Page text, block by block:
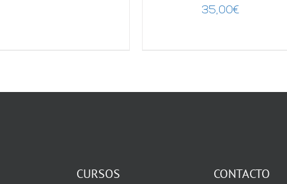
35,00€
CURSOS CONTACTO